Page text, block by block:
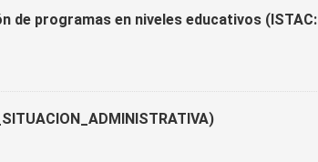
de programas en niveles educativos (ISTAC: